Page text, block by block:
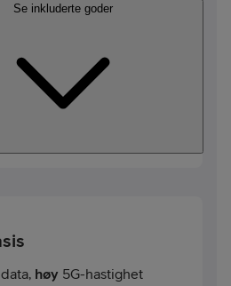
Se inkluderte goder
høy 5G-hastighet